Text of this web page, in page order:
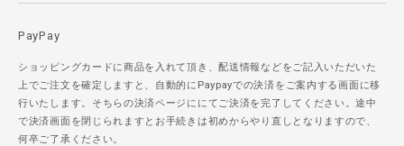
PayPay
ショッピングカードに商品を入れて頂き、配送情報などをご記入いただいた
上でご注文を確定しますと、自動的にPaypayでの決済をご案内する画面に移
行いたします。そちらの決済ページににてご決済を完了してください。途中
で決済画面を閉じられますとお手続きは初めからやり直しとなりますので、
何卒ご了承ください。